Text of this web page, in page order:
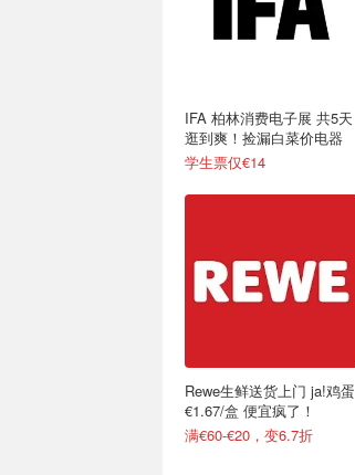
IFA 柏林消费电子展 共5天
逛到爽！捡漏白菜价电器
学生票仅€14
Rewe生鲜送货上门 ja!鸡蛋
€1.67/盒 便宜疯了！
满€60-€20，变6.7折